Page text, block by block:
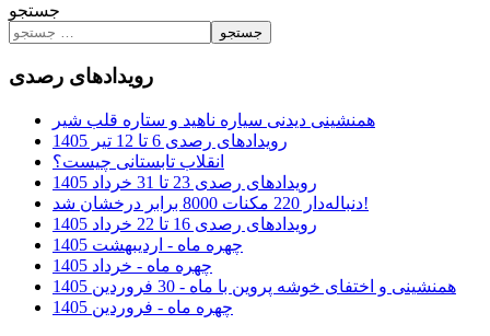
جستجو
جستجو
رویدادهای رصدی
همنشینی دیدنی سیاره ناهید و ستاره قلب شیر
رویدادهای رصدی 6 تا 12 تیر 1405
انقلاب تابستانی چیست؟
رویدادهای رصدی 23 تا 31 خرداد 1405
دنباله‌دار 220 مکنات 8000 برابر درخشان شد!
رویدادهای رصدی 16 تا 22 خرداد 1405
چهره ماه - اردیبهشت 1405
چهره ماه - خرداد 1405
همنشینی و اختفای خوشه پروین با ماه - 30 فروردین 1405
چهره ماه - فروردین 1405